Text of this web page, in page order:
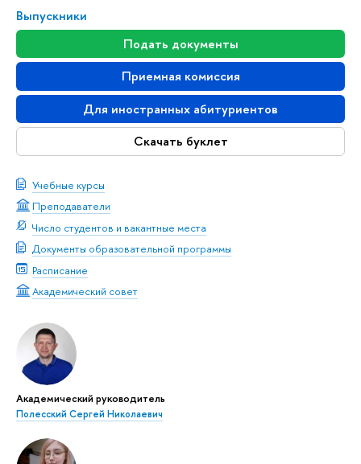
Выпускники
Подать документы
Приемная комиссия
Для иностранных абитуриентов
Скачать буклет
Учебные курсы
Преподаватели
Число студентов и вакантные места
Документы образовательной программы
Расписание
Академический совет
Академический руководитель
Полесский Сергей Николаевич